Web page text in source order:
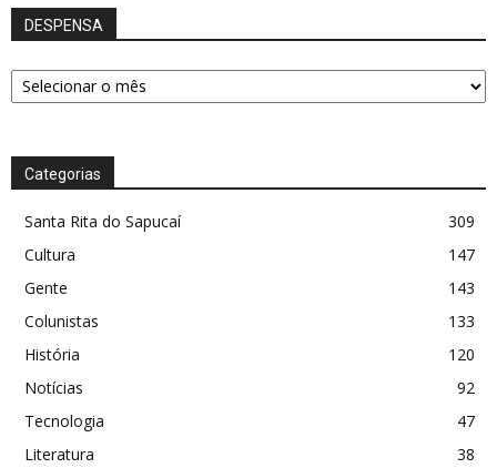
DESPENSA
DESPENSA
Categorias
Santa Rita do Sapucaí
309
Cultura
147
Gente
143
Colunistas
133
História
120
Notícias
92
Tecnologia
47
Literatura
38